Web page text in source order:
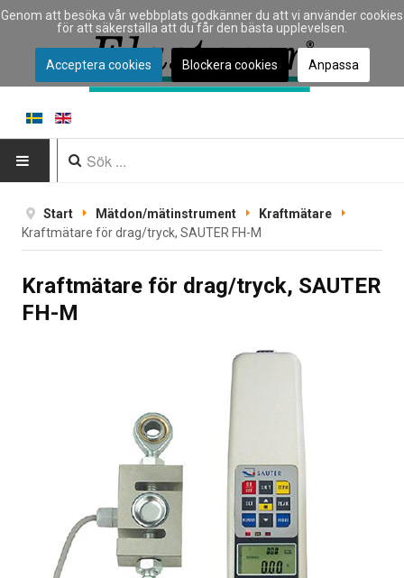
INSTRUMENT
Instrumenttyp
Provningsmetoder
MER INFO
Start Mätdon/mätinstrument
Kraftmätare
Kraftmätare för drag/tryck, SAUTER FH-M
Kraftmätare för drag/tryck, SAUTER
FH-M
Genom att besöka vår webbplats godkänner du att vi använder cookies
för att säkerställa att du får den bästa upplevelsen.
Acceptera cookies Blockera cookies Anpassa